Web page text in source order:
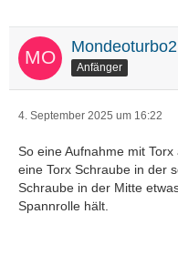
Anfänger
4. September 2025 um 16:22
So eine Aufnahme mit
eine Torx Schraube in der
Schraube in der Mitte
Spannrolle hält.